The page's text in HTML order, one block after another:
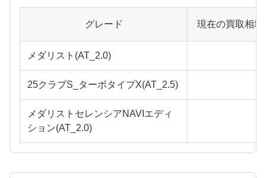
グレード 現在の買取相
メダリスト(AT_2.0)
25クラブS_ターボタイプX(AT_2.5)
メダリストセレンシアNAVIエディ
ション(AT_2.0)